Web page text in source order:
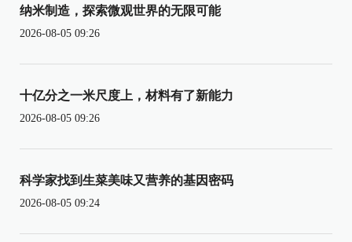
纳米制造，探索微观世界的无限可能
2026-08-05 09:26
十亿分之一米尺度上，材料有了新能力
2026-08-05 09:26
科学家找到生菜美味又营养的基因密码
2026-08-05 09:24